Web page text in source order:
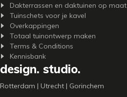
Dakterrassen en daktuinen op maat
Tuinschets voor je kavel
Overkappingen
Totaal tuinontwerp maken
Terms & Conditions
Kennisbank
design. studio.
Rotterdam | Utrecht | Gorinchem